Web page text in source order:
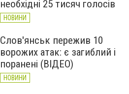
необхідні 25 тисяч голосів
НОВИНИ
Слов'янськ пережив 10
ворожих атак: є загиблий і
поранені (ВІДЕО)
НОВИНИ